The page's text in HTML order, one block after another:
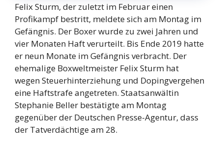
Felix Sturm, der zuletzt im Februar einen
Profikampf bestritt, meldete sich am Montag im
Gefängnis. Der Boxer wurde zu zwei Jahren und
vier Monaten Haft verurteilt. Bis Ende 2019 hatte
er neun Monate im Gefängnis verbracht. Der
ehemalige Boxweltmeister Felix Sturm hat
wegen Steuerhinterziehung und Dopingvergehen
eine Haftstrafe angetreten. Staatsanwältin
Stephanie Beller bestätigte am Montag
gegenüber der Deutschen Presse-Agentur, dass
der Tatverdächtige am 28.